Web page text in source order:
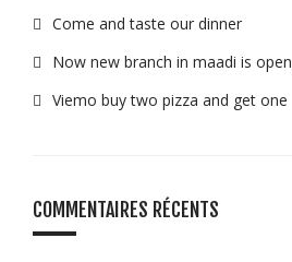
Come and taste our dinner
Now new branch in maadi is open
Viemo buy two pizza and get one
COMMENTAIRES RÉCENTS